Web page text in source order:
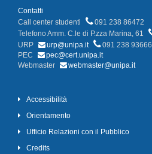
Contatti
Call center studenti
091 238 86472
Telefono Amm. C.le di P.zza Marina, 61
URP
urp@unipa.it
091 238 93666
PEC
pec@cert.unipa.it
Webmaster
webmaster@unipa.it
Accessibilità
Orientamento
Ufficio Relazioni con il Pubblico
Credits